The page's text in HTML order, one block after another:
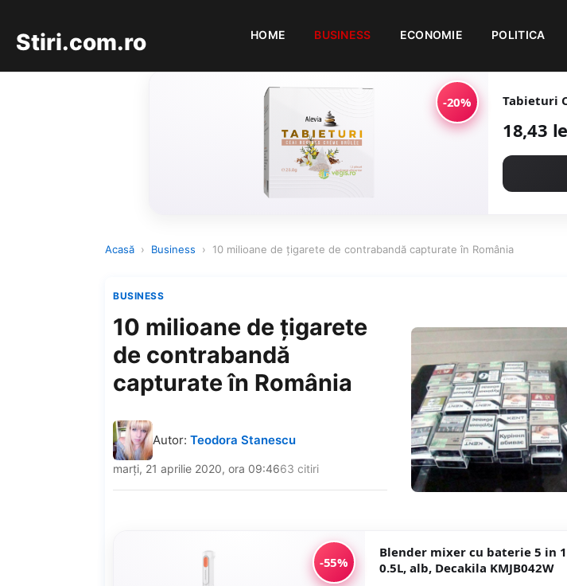
Stiri.com.ro HOME BUSINESS ECONOMIE POLITICA
-20% Tabieturi
18,43
Acasă › Business › 10 milioane de ţigarete de contrabandă capturate în România
BUSINESS
10 milioane de ţigarete
de contrabandă
capturate în România
Autor: Teodora Stanescu
marți, 21 aprilie 2020, ora 09:4663 citiri
-55%
Blender mixer cu baterie 5 in
0.5L, alb, Decakila KMJB042W